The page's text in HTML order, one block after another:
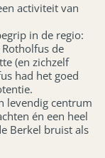
activiteit van
in de regio:
de
(en zichzelf
had het goed
levendig centrum
én een heel
Berkel bruist als